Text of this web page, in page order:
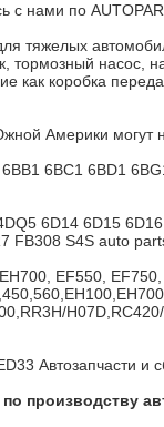
с нами по
насос,
коробка
Америки могут
6BC1 6BD1
6D14 6D15
FB308 S4S auto
EF550,
Автозапчасти и
по производству